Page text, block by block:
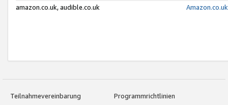
amazon.co.uk, audible.co.uk
Teilnahmevereinbarung
Programmrichtlinien